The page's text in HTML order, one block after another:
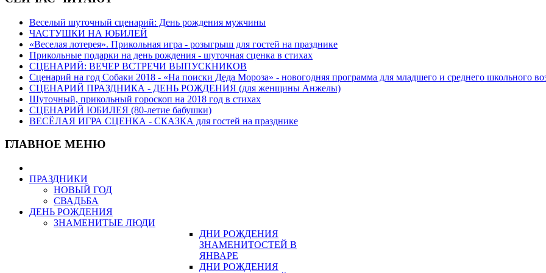
Веселый шуточный сценарий: День рождения мужчины
ЧАСТУШКИ НА ЮБИЛЕЙ
«Веселая лотерея». Прикольная игра - розыгрыш для гостей на празднике
Прикольные подарки на день рождения - шуточная сценка в стихах
СЦЕНАРИЙ: ВЕЧЕР ВСТРЕЧИ ВЫПУСКНИКОВ
Сценарий на год Собаки 2018 - «На поиски Деда Мороза» - новогодняя программа для младшего и среднего школьного
СЦЕНАРИЙ ПРАЗДНИКА - ДЕНЬ РОЖДЕНИЯ (для женщины Анжелы)
Шуточный, прикольный гороскоп на 2018 год в стихах
СЦЕНАРИЙ ЮБИЛЕЯ (80-летие бабушки)
ВЕСЁЛАЯ ИГРА СЦЕНКА - СКАЗКА для гостей на празднике
ГЛАВНОЕ МЕНЮ
ПРАЗДНИКИ
НОВЫЙ ГОД
СВАДЬБА
ДЕНЬ РОЖДЕНИЯ
ЗНАМЕНИТЫЕ ЛЮДИ
ДНИ РОЖДЕНИЯ
ЗНАМЕНИТОСТЕЙ В
ЯНВАРЕ
ДНИ РОЖДЕНИЯ